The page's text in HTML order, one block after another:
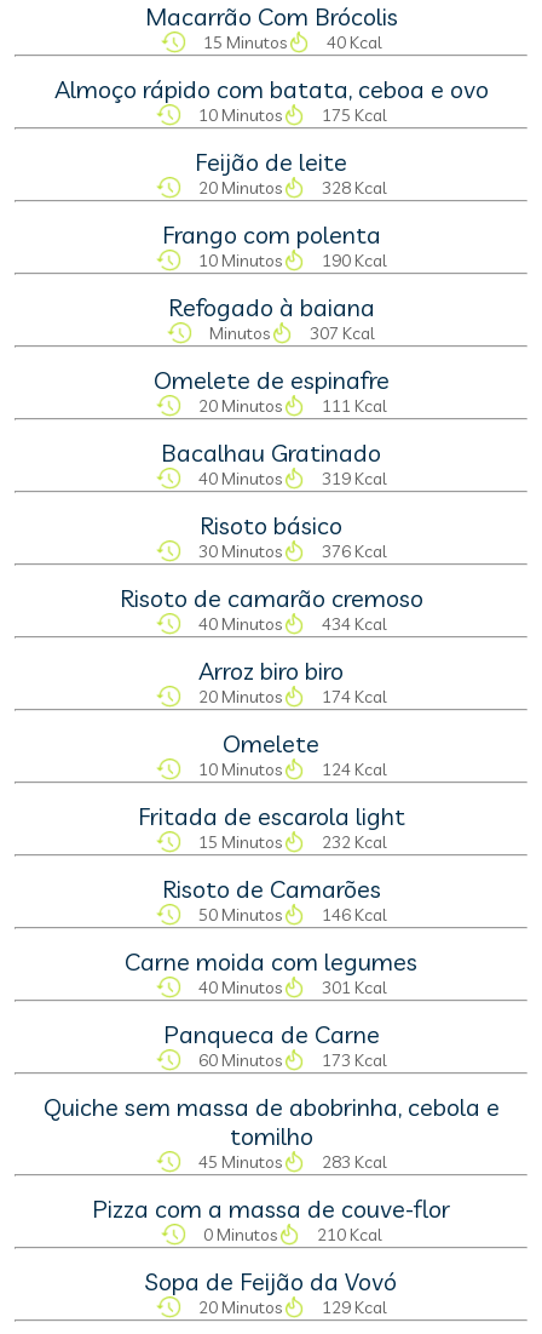
Macarrão Com Brócolis
15 Minutos 40 Kcal
Almoço rápido com batata, ceboa e ovo
10 Minutos 175 Kcal
Feijão de leite
20 Minutos 328 Kcal
Frango com polenta
10 Minutos 190 Kcal
Refogado à baiana
Minutos 307 Kcal
Omelete de espinafre
20 Minutos 111 Kcal
Bacalhau Gratinado
40 Minutos 319 Kcal
Risoto básico
30 Minutos 376 Kcal
Risoto de camarão cremoso
40 Minutos 434 Kcal
Arroz biro biro
20 Minutos 174 Kcal
Omelete
10 Minutos 124 Kcal
Fritada de escarola light
15 Minutos 232 Kcal
Risoto de Camarões
50 Minutos 146 Kcal
Carne moida com legumes
40 Minutos 301 Kcal
Panqueca de Carne
60 Minutos 173 Kcal
Quiche sem massa de abobrinha, cebola e
tomilho
45 Minutos 283 Kcal
Pizza com a massa de couve-flor
0 Minutos 210 Kcal
Sopa de Feijão da Vovó
20 Minutos 129 Kcal